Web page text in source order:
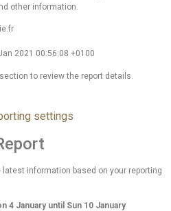
other information.
2021 00:56:08 +0100
to review the report details.
settings
information based on your reporting
4 January until Sun 10 January